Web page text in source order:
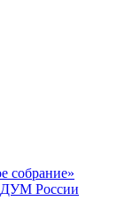
собрание»
России